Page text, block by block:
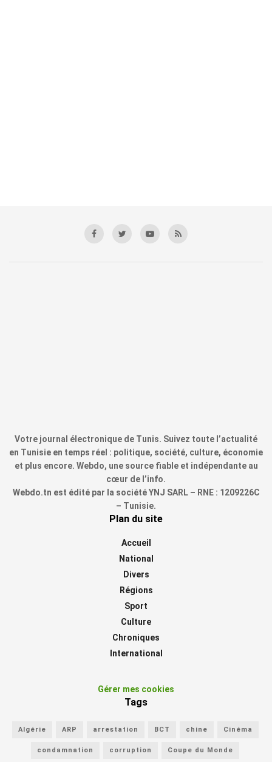
Votre journal électronique de Tunis. Suivez toute l’actualité
en Tunisie en temps réel : politique, société, culture, économie
et plus encore. Webdo, une source fiable et indépendante au
cœur de l’info.
Webdo.tn est édité par la société YNJ SARL – RNE : 1209226C
– Tunisie.
Plan du site
Accueil
National
Divers
Régions
Sport
Culture
Chroniques
International
Gérer mes cookies
Tags
Algérie ARP arrestation BCT chine Cinéma
condamnation corruption Coupe du Monde